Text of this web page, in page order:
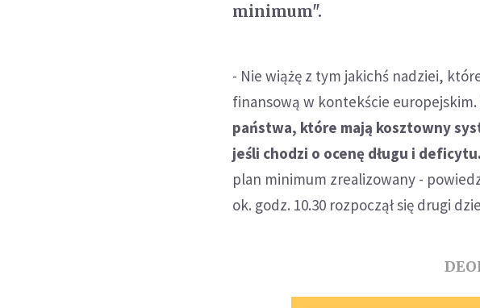
minimum".
- Nie wiążę z tym jakichś nadziei,
finansową w kontekście europejskim.
państwa, które mają kosztowny
jeśli chodzi o ocenę długu i deficytu.
plan minimum zrealizowany -
ok. godz. 10.30 rozpoczął się drugi